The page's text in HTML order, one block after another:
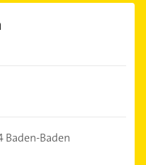
Baden-Baden